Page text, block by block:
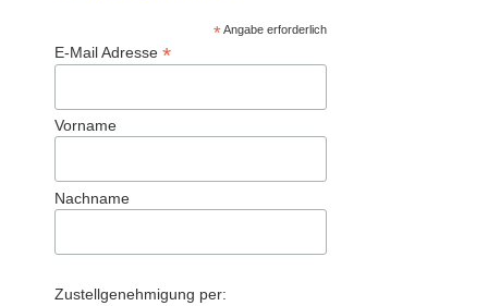
*Angabe erforderlich
E-Mail Adresse *
Vorname
Nachname
Zustellgenehmigung per: